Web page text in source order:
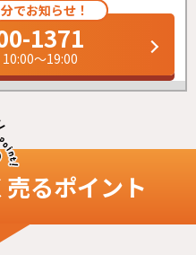
でお知らせ！
1371
10:00～19:00
売るポイント